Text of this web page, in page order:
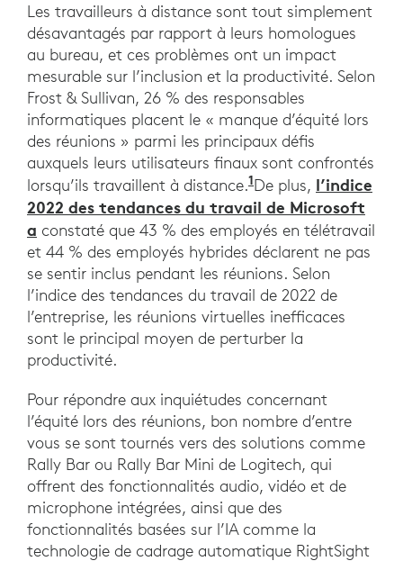
Les travailleurs à distance sont tout simplement
désavantagés par rapport à leurs homologues
au bureau, et ces problèmes ont un impact
mesurable sur l’inclusion et la productivité. Selon
Frost & Sullivan, 26 % des responsables
informatiques placent le « manque d’équité lors
des réunions » parmi les principaux défis
auxquels leurs utilisateurs finaux sont confrontés
lorsqu’ils travaillent à distance.1De plus, l’indice
2022 des tendances du travail de Microsoft
a constaté que 43 % des employés en télétravail
et 44 % des employés hybrides déclarent ne pas
se sentir inclus pendant les réunions. Selon
l’indice des tendances du travail de 2022 de
l’entreprise, les réunions virtuelles inefficaces
sont le principal moyen de perturber la
productivité.
Pour répondre aux inquiétudes concernant
l’équité lors des réunions, bon nombre d’entre
vous se sont tournés vers des solutions comme
Rally Bar ou Rally Bar Mini de Logitech, qui
offrent des fonctionnalités audio, vidéo et de
microphone intégrées, ainsi que des
fonctionnalités basées sur l’IA comme la
technologie de cadrage automatique RightSight